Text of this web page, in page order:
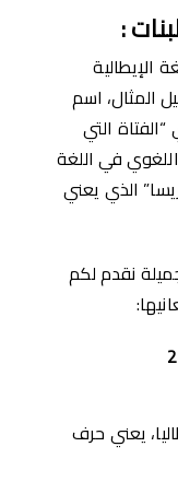
:
الإيطالية
المثال، اسم
التي
في اللغة
الذي يعني
نقدم لكم
يعني حرف